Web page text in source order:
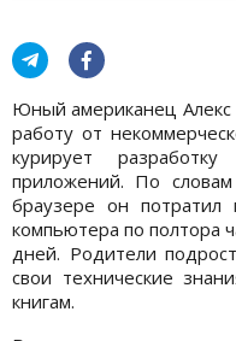
Юный американец Алекс
работу от
курирует
приложений. По
браузере он
компьютера по полтора
дней. Родители
свои технические
книгам.